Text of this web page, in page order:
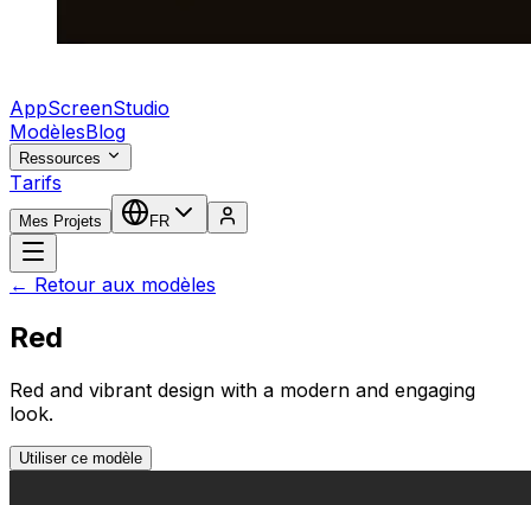
AppScreenStudio
ModèlesBlog
Ressources
Tarifs
Mes Projets FR
← Retour aux modèles
Red
Red and vibrant design with a modern and engaging
look.
Utiliser ce modèle